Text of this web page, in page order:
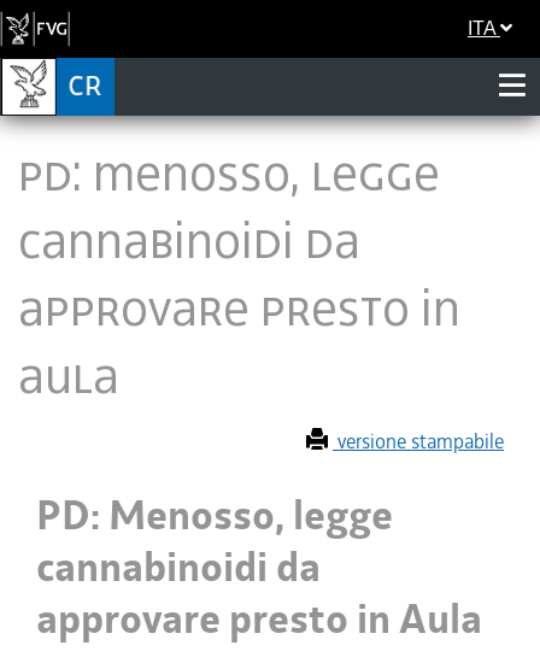
ITA
PD: Menosso, legge
cannabinoidi da
approvare presto in
Aula
versione stampabile
PD: Menosso, legge
cannabinoidi da
approvare presto in Aula